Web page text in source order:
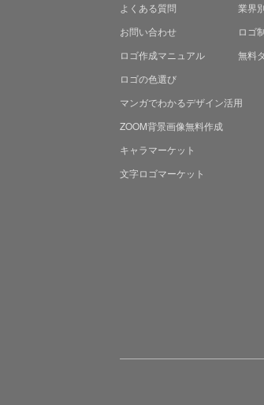
よくある質問
業界
お問い合わせ
ロゴ
ロゴ作成マニュアル
無料
ロゴの色選び
マンガでわかるデザイン活用
ZOOM背景画像無料作成
キャラマーケット
文字ロゴマーケット